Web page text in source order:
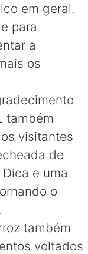
em geral.
para
a
os
também
visitantes
de
e uma
o
também
voltados